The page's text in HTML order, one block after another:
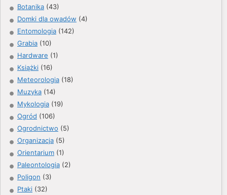
Botanika (43)
Domki dla owadów (4)
Entomologia (142)
Grabia (10)
Hardware (1)
Książki (16)
Meteorologia (18)
Muzyka (14)
Mykologia (19)
Ogród (106)
Ogrodnictwo (5)
Organizacja (5)
Orientarium (1)
Paleontologia (2)
Poligon (3)
Ptaki (32)